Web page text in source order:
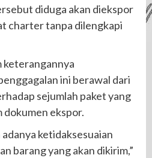
diduga akan diekspor
charter tanpa dilengkapi
keterangannya
ini berawal dari
sejumlah paket yang
ekspor.
ketidaksesuaian
barang yang akan dikirim,”